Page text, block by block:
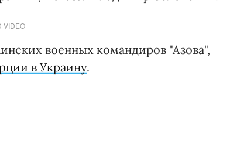
VIDEO
военных командиров "Азова",
в Украину.